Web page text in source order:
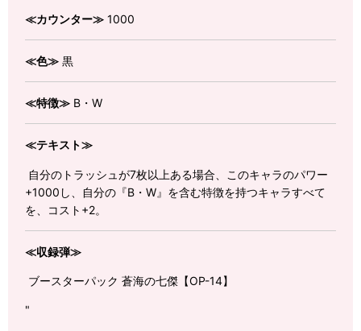
≪カウンター≫ 1000
≪色≫ 黒
≪特徴≫ B・W
≪テキスト≫
自分のトラッシュが7枚以上ある場合、このキャラのパワー
+1000し、自分の『B・W』を含む特徴を持つキャラすべて
を、コスト+2。
≪収録弾≫
ブースターパック 蒼海の七傑【OP-14】
"